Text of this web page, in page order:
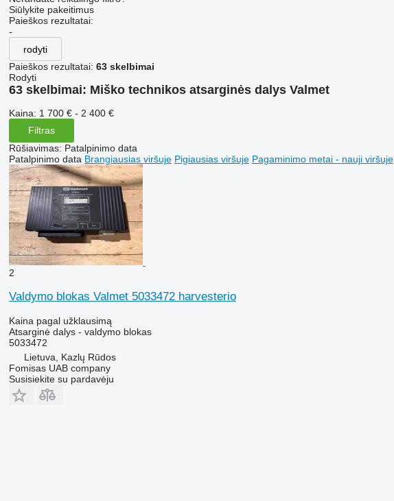
Siūlykite pakeitimus
Paieškos rezultatai:
-
rodyti
Paieškos rezultatai: 63 skelbimai
Rodyti
63 skelbimai: Miško technikos atsarginės dalys Valmet
Kaina: 1 700 € - 2 400 €
Filtras
Rūšiavimas: Patalpinimo data
Patalpinimo data Brangiausias viršuje Pigiausias viršuje Pagaminimo metai - nauji viršuje
2
Valdymo blokas Valmet 5033472 harvesterio
Kaina pagal užklausimą
Atsarginė dalys - valdymo blokas
5033472
Lietuva, Kazlų Rūdos
Fomisas UAB company
Susisiekite su pardavėju